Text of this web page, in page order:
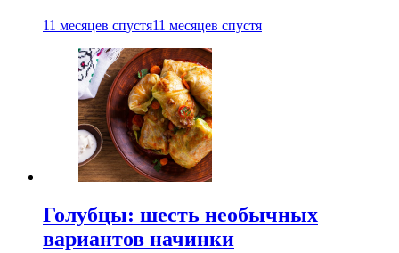
11 месяцев спустя11 месяцев спустя
Голубцы: шесть необычных
вариантов начинки